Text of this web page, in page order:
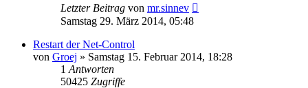
Letzter Beitrag von mr.sinnev
Samstag 29. März 2014, 05:48
Restart der Net-Control
von Groej » Samstag 15. Februar 2014, 18:28
1 Antworten
50425 Zugriffe